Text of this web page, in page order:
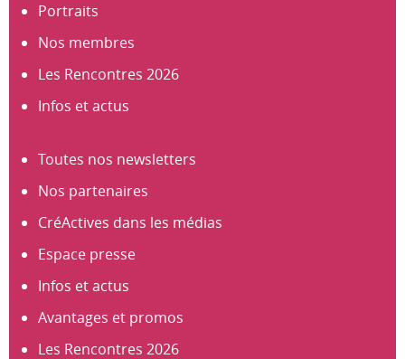
Portraits
Nos membres
Les Rencontres 2026
Infos et actus
Toutes nos newsletters
Nos partenaires
CréActives dans les médias
Espace presse
Infos et actus
Avantages et promos
Les Rencontres 2026